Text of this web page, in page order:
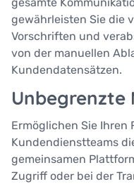
gesamte
gewährleisten Sie die
Vorschriften und
von der manuellen
Kundendatensätzen.
Unbegrenzte
Ermöglichen Sie Ihren
Kundendienstteams
gemeinsamen
Zugriff oder bei der